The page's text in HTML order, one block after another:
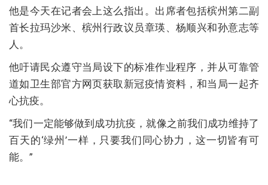
他是今天在记者会上这么指出。出席者包括槟州第二副
首长拉玛沙米、槟州行政议员章瑛、杨顺兴和孙意志等
人。
他吁请民众遵守当局设下的标准作业程序，并从可靠管
道如卫生部官方网页获取新冠疫情资料，和当局一起齐
心抗疫。
“我们一定能够做到成功抗疫，就像之前我们成功维持了
百天的‘绿州’一样，只要我们同心协力，这一切皆有可
能。”